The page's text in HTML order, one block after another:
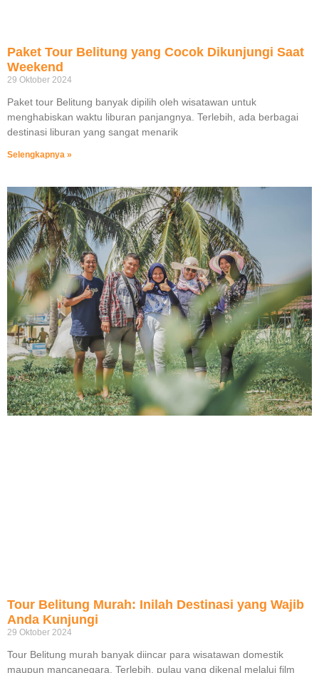
Paket Tour Belitung yang Cocok Dikunjungi Saat
Weekend
29 Oktober 2024
Paket tour Belitung banyak dipilih oleh wisatawan untuk
menghabiskan waktu liburan panjangnya. Terlebih, ada berbagai
destinasi liburan yang sangat menarik
Selengkapnya »
Tour Belitung Murah: Inilah Destinasi yang Wajib
Anda Kunjungi
29 Oktober 2024
Tour Belitung murah banyak diincar para wisatawan domestik
maupun mancanegara. Terlebih, pulau yang dikenal melalui film